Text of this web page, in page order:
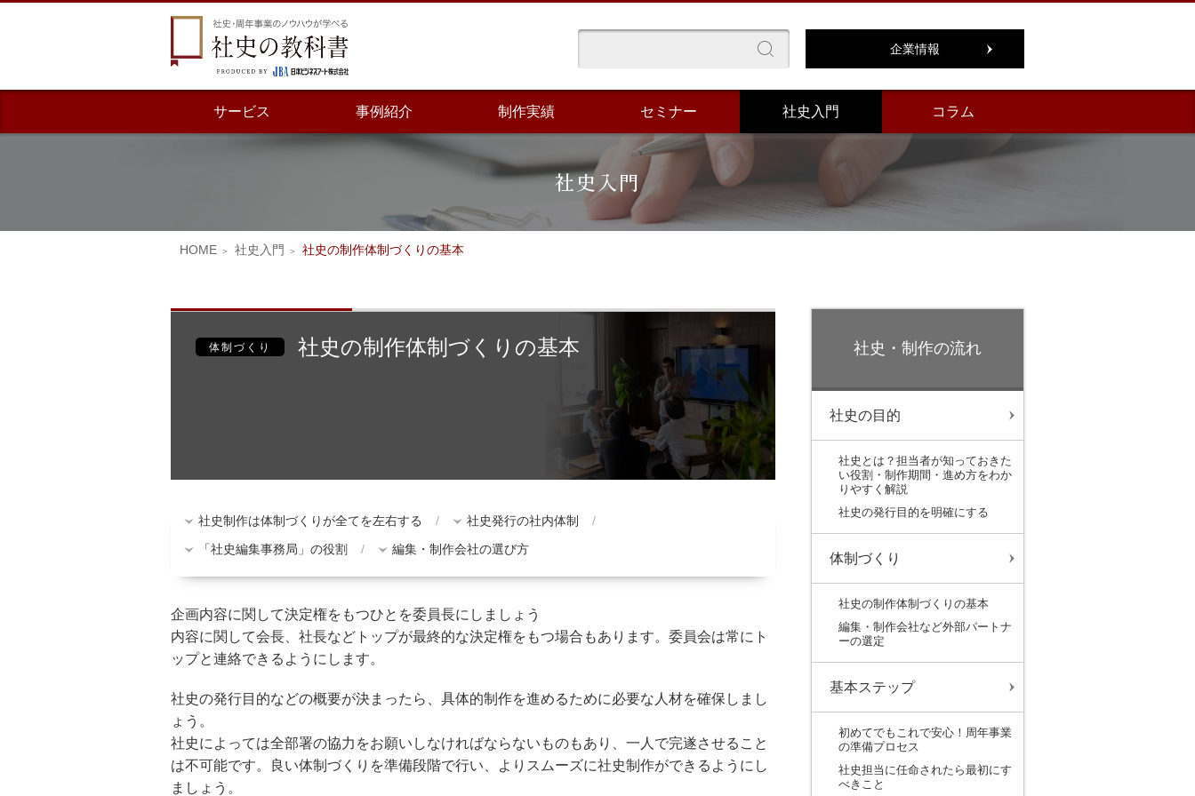
企業情報
サービス 事例紹介 制作実績 セミナー 社史入門 コラム
社史入門
HOME 社史入門 社史の制作体制づくりの基本
体制づくり 社史の制作体制づくりの基本
社史制作は体制づくりが全てを左右する
社史発行の社内体制
「社史編集事務局」の役割
編集・制作会社の選び方
企画内容に関して決定権をもつひとを委員長にしましょう
内容に関して会長、社長などトップが最終的な決定権をもつ場合もあります。委員会は常にト
ップと連絡できるようにします。
社史の発行目的などの概要が決まったら、具体的制作を進めるために必要な人材を確保しまし
ょう。
社史によっては全部署の協力をお願いしなければならないものもあり、一人で完遂させること
は不可能です。良い体制づくりを準備段階で行い、よりスムーズに社史制作ができるようにし
ましょう。
社史・制作の流れ
社史の目的
社史とは？担当者が知っておきた
い役割・制作期間・進め方をわか
りやすく解説
社史の発行目的を明確にする
体制づくり
社史の制作体制づくりの基本
編集・制作会社など外部パートナ
ーの選定
基本ステップ
初めてでもこれで安心！周年事業
の準備プロセス
社史担当に任命されたら最初にす
べきこと